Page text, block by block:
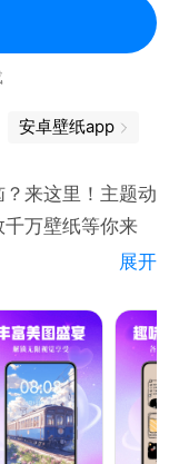
设置成动态壁纸
，让你每天都有
桌面。
品的权利人或您
以通过上述联系邮
该作品，或者屏
利人亲笔签名，若
安卓壁纸app
来这里！主题动
万壁纸等你来
宠物壁纸、个性
挑选，只为你的
网络神图、搞笑壁
展开